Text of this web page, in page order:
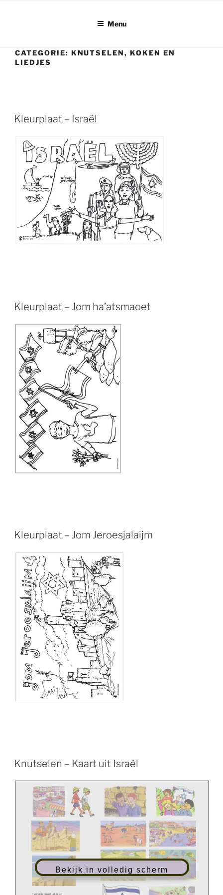
Menu
CATEGORIE: KNUTSELEN, KOKEN EN
LIEDJES
Kleurplaat – Israël
Kleurplaat – Jom ha’atsmaoet
Kleurplaat – Jom Jeroesjalaijm
Knutselen – Kaart uit Israël
Bekijk in volledig scherm
Plaatjes bij kaart uit Israël